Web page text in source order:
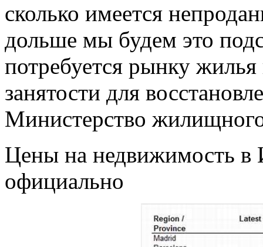
сколько имеется
дольше мы будем это
потребуется рынку
занятости для
Министерство жилищного
Цены на недвижимость в
официально